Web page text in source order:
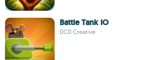
Battle Tank IO
DCD Creative